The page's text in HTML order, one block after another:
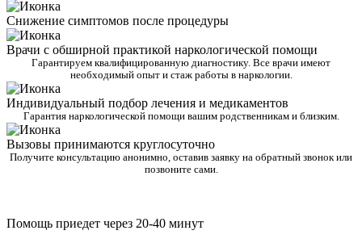
Снижение симптомов после процедуры
Врачи с обширной практикой наркологической помощи
Гарантируем квалифицированную диагностику. Все врачи имеют
необходимый опыт и стаж работы в наркологии.
Индивидуальный подбор лечения и медикаментов
Гарантия наркологической помощи вашим родственникам и близким.
Вызовы принимаются круглосуточно
Получите консультацию анонимно, оставив заявку на обратный звонок или
позвоните сами.
Помощь приедет через 20-40 минут